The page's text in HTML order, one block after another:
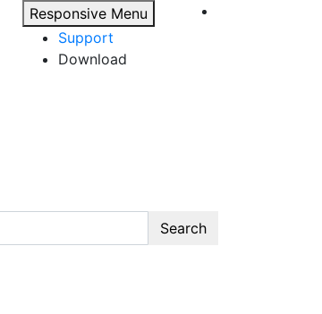
Responsive Menu
Support
Download
Search